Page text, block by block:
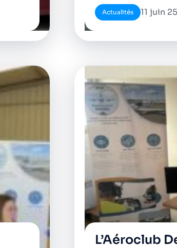
Actualités 11 juin 25
L’Aéroclub